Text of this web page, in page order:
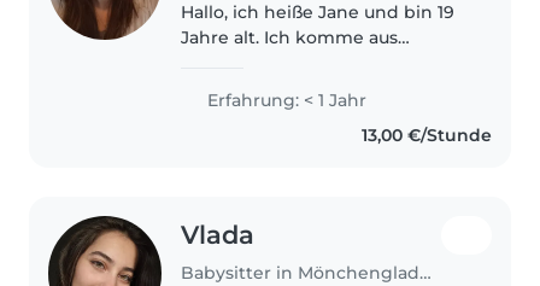
Hallo, ich heiße Jane und bin 19
Jahre alt. Ich komme aus
Freiwilliges Soziales Jahr (FSJ) in
einer Kita gemacht und dadurch
viel Erfahrung im Umgang..
Erfahrung: < 1 Jahr
13,00 €/Stunde
Vlada
Babysitter in Mönchengladbach